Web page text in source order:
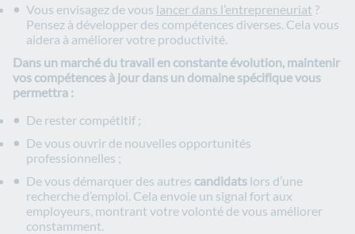
Vous envisagez de vous lancer dans l’entrepreneuriat ?
Pensez à développer des compétences diverses. Cela vous
aidera à améliorer votre productivité.
Dans un marché du travail en constante évolution, maintenir
vos compétences à jour dans un domaine spécifique vous
permettra :
De rester compétitif ;
De vous ouvrir de nouvelles opportunités
professionnelles ;
De vous démarquer des autres candidats lors d’une
recherche d’emploi. Cela envoie un signal fort aux
employeurs, montrant votre volonté de vous améliorer
constamment.